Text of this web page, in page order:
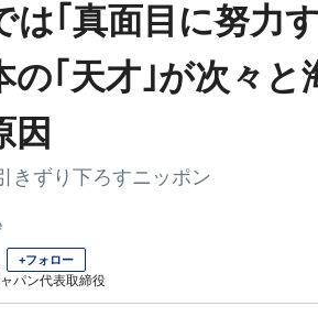
は｢真面目に努力
｢天才｣が次々と
因
きずり下ろすニッポン
+フォロー
パン代表取締役